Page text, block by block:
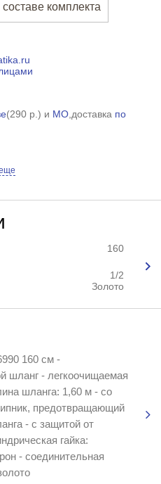
комплекта
(290 р. ) и МО,доставка по
160
1/2
Золото
160 см -
шланг - легкоочищаемая
шланга: 1,60 м - со
предотвращающий
- с защитой от
гайка:
- соединительная